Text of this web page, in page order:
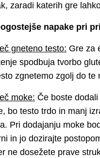
zaradi katerih gre
napake pri
gneteno testo: Gre za
spodbuja tvorbo
zgnetemo zgolj do te
moke: Če boste
bo testo trdo in manj
Pri dodajanju moke
in jo dozirajte
ne dosežete prave